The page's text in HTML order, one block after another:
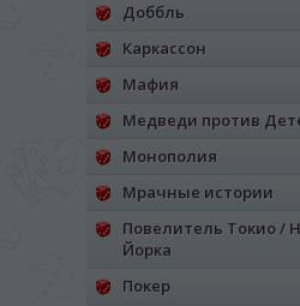
Доббль
Каркассон
Мафия
Медведи против
Монополия
Мрачные истории
Повелитель Токио /
Йорка
Покер